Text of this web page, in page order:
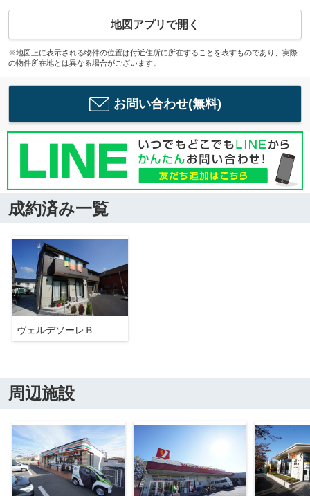
地図アプリで開く
※地図上に表示される物件の位置は付近住所に所在することを表すものであり、実際
の物件所在地とは異なる場合がございます。
お問い合わせ(無料)
成約済み一覧
ヴェルデソーレＢ
周辺施設